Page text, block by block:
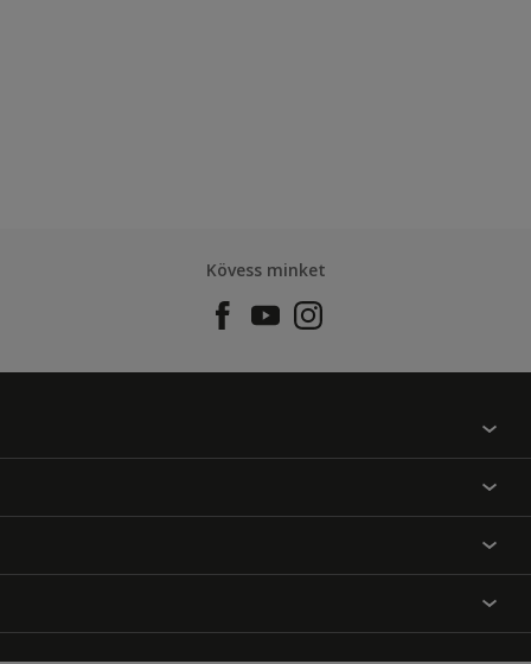
Kövess minket
Üzlet kereső
Inspiráció
Hozzáférhetőség